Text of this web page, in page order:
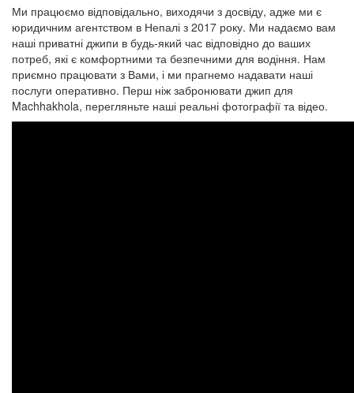
Ми працюємо відповідально, виходячи з досвіду, адже ми є
юридичним агентством в Непалі з 2017 року. Ми надаємо вам
наші приватні джипи в будь-який час відповідно до ваших
потреб, які є комфортними та безпечними для водіння. Нам
приємно працювати з Вами, і ми прагнемо надавати наші
послуги оперативно. Перш ніж забронювати джип для
Machhakhola, перегляньте наші реальні фотографії та відео.